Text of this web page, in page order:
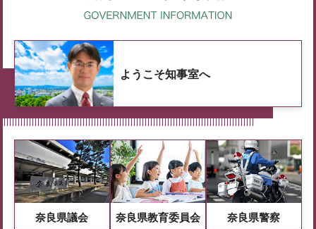
ようこそ知事室へ
奈良県議会 奈良県教育委員会 奈良県警察